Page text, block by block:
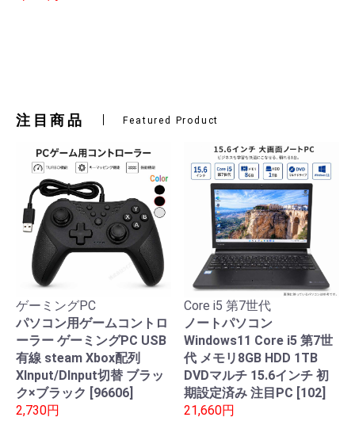
注目商品 Featured Product
ゲーミングPC
パソコン用ゲームコントロ
ーラー ゲーミングPC USB
有線 steam Xbox配列
XInput/DInput切替 ブラッ
ク×ブラック [96606]
2,730円
Core i5 第7世代
ノートパソコン
Windows11 Core i5 第7世
代 メモリ8GB HDD 1TB
DVDマルチ 15.6インチ 初
期設定済み 注目PC [102]
21,660円